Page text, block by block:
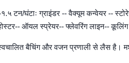
टन/घंटाः ग्राइंडर -- वैक्यूम कन्वेयर --
ऑयल स्प्रेयर-- फ्लेवरिंग लाइन--
स्वचालित बैचिंग और वजन प्रणाली से लैस है।